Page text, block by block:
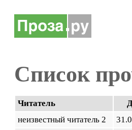
Список
Читатель
неизвестный читатель 2